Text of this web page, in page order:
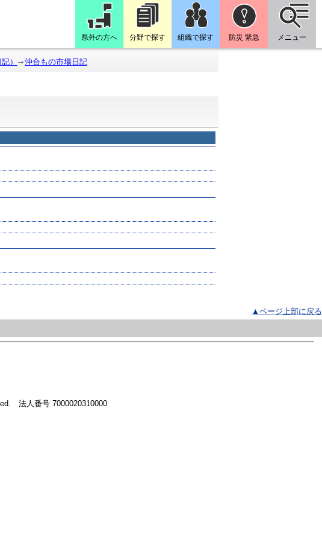
県外の方へ 分野で探す 組織で探す 防災 緊急 メニュー
） 沖合もの市場日記
▲ページ上部に戻る
法人番号 7000020310000